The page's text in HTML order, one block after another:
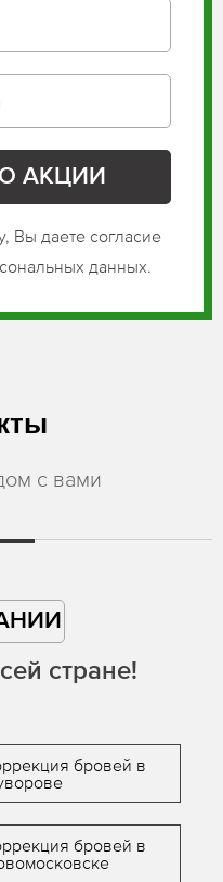
Вы даете согласие
данных.
с вами
стране!
бровей в
бровей в